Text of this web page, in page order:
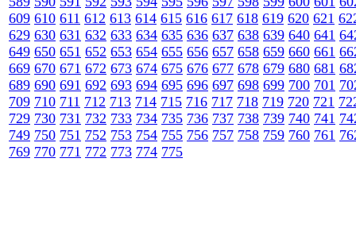
609 610 611 612 613 614 615 616 617 618 619 620 621
629 630 631 632 633 634 635 636 637 638 639 640 641
649 650 651 652 653 654 655 656 657 658 659 660 661
669 670 671 672 673 674 675 676 677 678 679 680 681
689 690 691 692 693 694 695 696 697 698 699 700 701
709 710 711 712 713 714 715 716 717 718 719 720 721
729 730 731 732 733 734 735 736 737 738 739 740 741
749 750 751 752 753 754 755 756 757 758 759 760 761
769 770 771 772 773 774 775